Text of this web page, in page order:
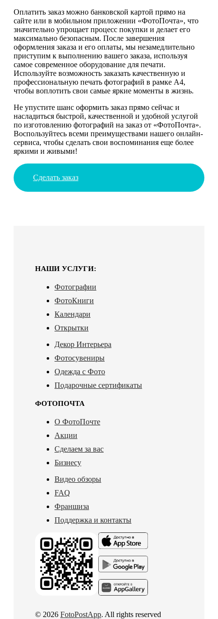
Оплатить заказ можно банковской картой прямо на
сайте или в мобильном приложении «ФотоПочта», что
значительно упрощает процесс покупки и делает его
максимально безопасным. После завершения
оформления заказа и его оплаты, мы незамедлительно
приступим к выполнению вашего заказа, используя
самое современное оборудование для печати.
Используйте возможность заказать качественную и
профессиональную печать фотографий в рамке А4,
чтобы воплотить свои самые яркие моменты в жизнь.
Не упустите шанс оформить заказ прямо сейчас и
насладиться быстрой, качественной и удобной услугой
по изготовлению фотографий на заказ от «ФотоПочта».
Воспользуйтесь всеми преимуществами нашего онлайн-
сервиса, чтобы сделать свои воспоминания еще более
яркими и живыми!
Сделать заказ
НАШИ УСЛУГИ:
Фотографии
ФотоКниги
Календари
Открытки
Декор Интерьера
Фотосувениры
Одежда с Фото
Подарочные сертификаты
ФОТОПОЧТА
О ФотоПочте
Акции
Сделаем за вас
Бизнесу
Видео обзоры
FAQ
Франшиза
Поддержка и контакты
© 2026 FotoPostApp. All rights reserved